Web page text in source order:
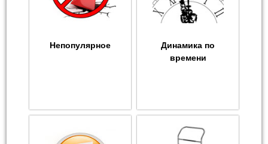
Непопулярное
Динамика по
времени